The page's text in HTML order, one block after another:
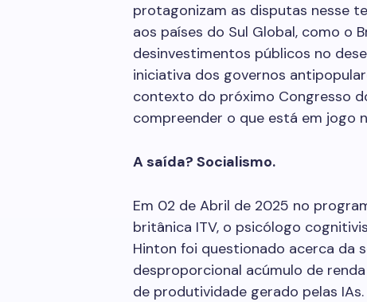
protagonizam as disputas nesse
aos países do Sul Global, como o
desinvestimentos públicos no
iniciativa dos governos
contexto do próximo Congresso
compreender o que está em jogo
A saída? Socialismo.
Em 02 de Abril de 2025 no
britânica ITV, o psicólogo
Hinton foi questionado acerca da
desproporcional acúmulo de
de produtividade gerado pelas